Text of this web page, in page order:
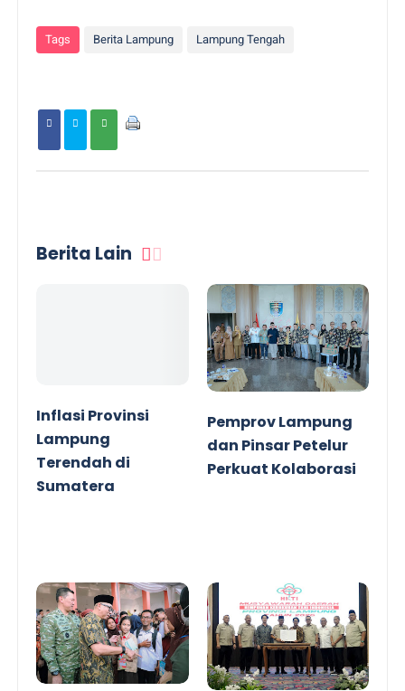
Tags Berita Lampung Lampung Tengah
Berita Lain
Inflasi Provinsi
Lampung
Terendah di
Sumatera
Pemprov Lampung
dan Pinsar Petelur
Perkuat Kolaborasi